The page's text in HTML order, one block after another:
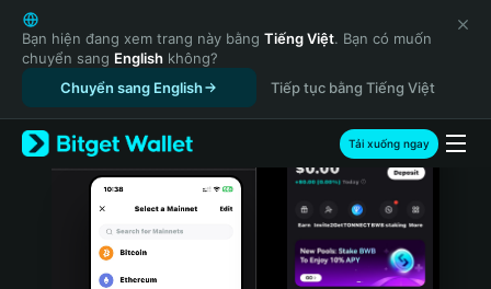
English
日本語
Tiếng Việt
Русский
Español (Latinoamérica)
Türkçe
Italiano
Bạn hiện đang xem trang này bằng Tiếng Việt. Bạn có muốn
chuyển sang English không?
Chuyển sang English
Tiếp tục bằng Tiếng Việt
Tải xuống ngay